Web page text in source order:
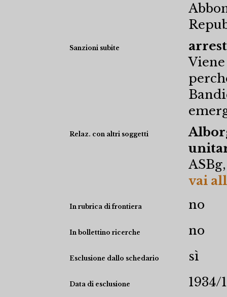
Sanzioni subite
Relaz. con altri soggetti
vai
In rubrica di frontiera no
In bollettino ricerche no
Esclusione dallo schedario sì
Data di esclusione 1934/